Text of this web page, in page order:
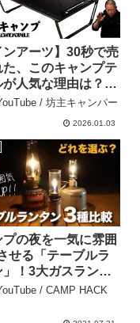
ンアーツ】30秒で売
た、このキャンプテ
が人気な理由は？ –
ャンパー/ 坊主キャンパー
2026.01.03
プの夜を一気に雰囲
せる「テーブルラ
」！3大ガスランタ
較 – CAMP HACK
/ CAMP HACK